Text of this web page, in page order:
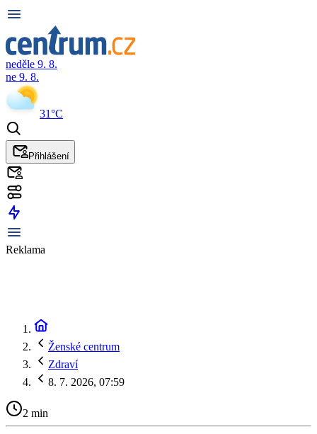
neděle 9. 8.
ne 9. 8.
31°C
Přihlášení
Reklama
Ženské centrum
Zdraví
8. 7. 2026, 07:59
2 min